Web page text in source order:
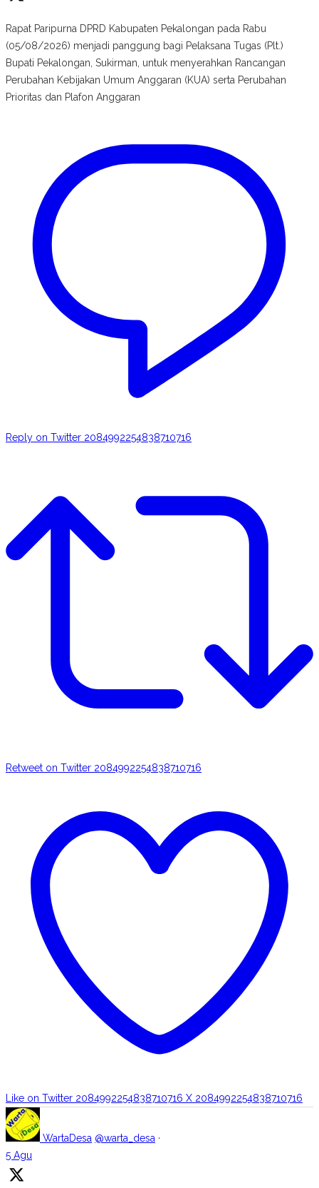
Rapat Paripurna DPRD Kabupaten Pekalongan pada Rabu
(05/08/2026) menjadi panggung bagi Pelaksana Tugas (Plt.)
Bupati Pekalongan, Sukirman, untuk menyerahkan Rancangan
Perubahan Kebijakan Umum Anggaran (KUA) serta Perubahan
Prioritas dan Plafon Anggaran
Reply on Twitter 2084992254838710716
Retweet on Twitter 2084992254838710716
Like on Twitter 2084992254838710716 X 2084992254838710716
WartaDesa @warta_desa ·
5 Agu